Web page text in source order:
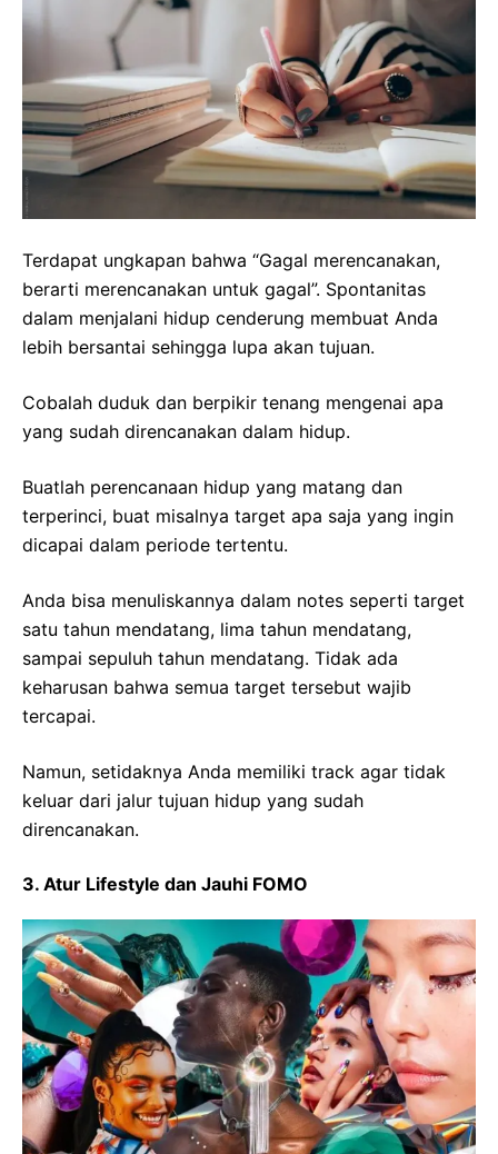
Terdapat ungkapan bahwa “Gagal merencanakan,
berarti merencanakan untuk gagal”. Spontanitas
dalam menjalani hidup cenderung membuat Anda
lebih bersantai sehingga lupa akan tujuan.
Cobalah duduk dan berpikir tenang mengenai apa
yang sudah direncanakan dalam hidup.
Buatlah perencanaan hidup yang matang dan
terperinci, buat misalnya target apa saja yang ingin
dicapai dalam periode tertentu.
Anda bisa menuliskannya dalam notes seperti target
satu tahun mendatang, lima tahun mendatang,
sampai sepuluh tahun mendatang. Tidak ada
keharusan bahwa semua target tersebut wajib
tercapai.
Namun, setidaknya Anda memiliki track agar tidak
keluar dari jalur tujuan hidup yang sudah
direncanakan.
3. Atur Lifestyle dan Jauhi FOMO